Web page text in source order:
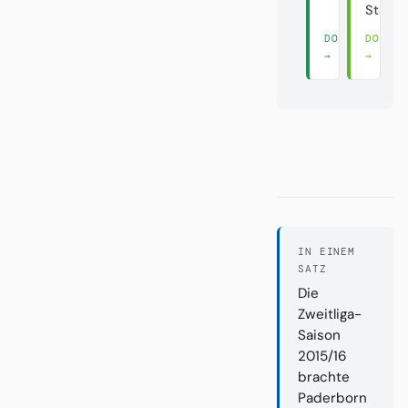
DORT LESEN
→
DORT
→
IN EINEM
SATZ
Die
Zweitliga-
Saison
2015/16
brachte
Paderborn